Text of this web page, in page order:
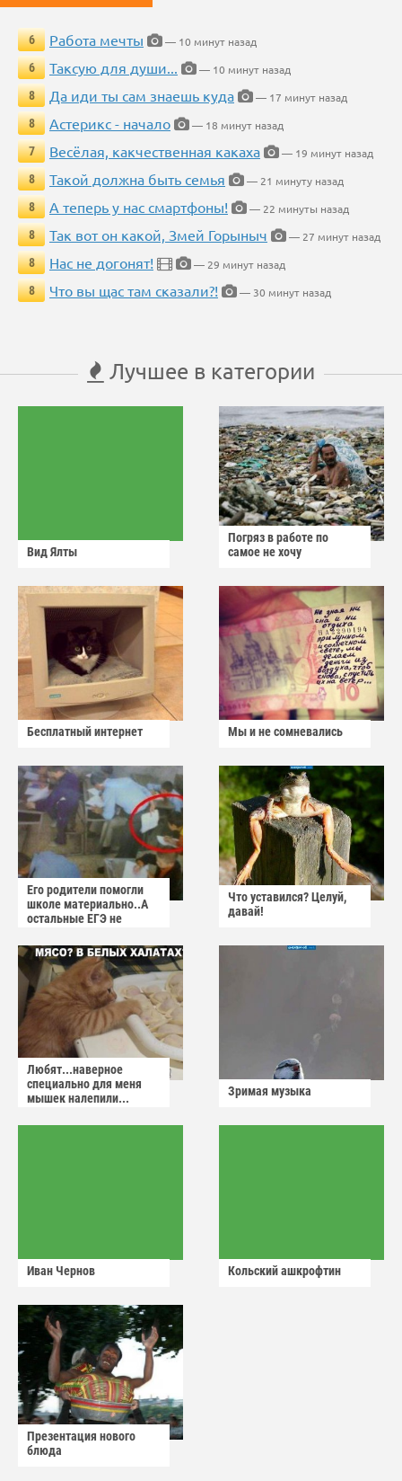
6 Работа мечты
— 10 минут назад
6
Таксую для души...
— 10 минут назад
8
Да иди ты сам знаешь куда
— 17 минут назад
8
Астерикс - начало
— 18 минут назад
7
Весёлая, какчественная какаха
— 19 минут назад
8
Такой должна быть семья
— 21 минуту назад
8
А теперь у нас смартфоны!
— 22 минуты назад
8
Так вот он какой, Змей Горыныч
— 27 минут назад
8
Нас не догонят!
— 29 минут назад
8
Что вы щас там сказали?! — 30 минут назад
Лучшее в категории
Вид Ялты
Погряз в работе по
самое не хочу
Бесплатный интернет Мы и не сомневались
Его родители помогли
школе материально..А
остальные ЕГЭ не
Что уставился? Целуй,
давай!
Любят...наверное
специально для меня
мышек налепили...
Зримая музыка
Иван Чернов Кольский ашкрофтин
Презентация нового
блюда